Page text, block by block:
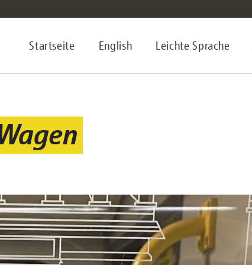
Startseite English Leichte Sprache